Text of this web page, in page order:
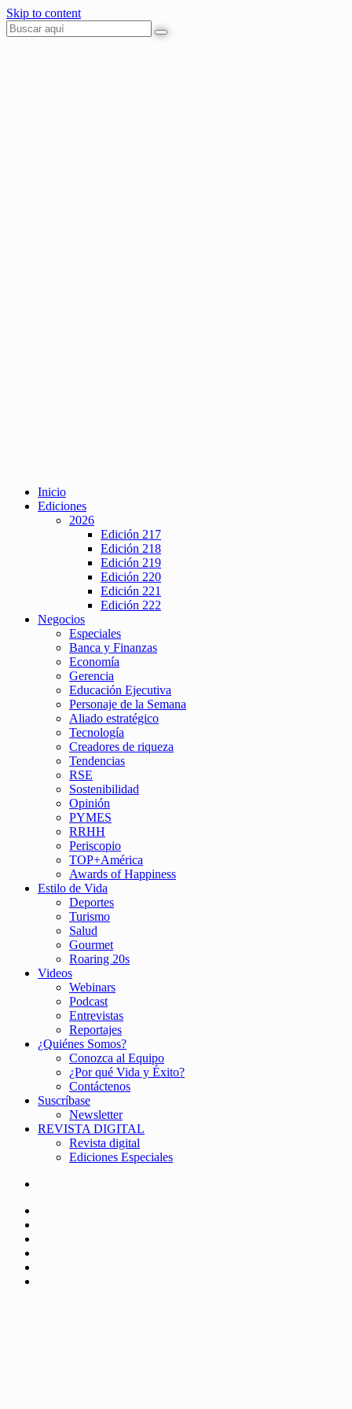
Skip to content
Inicio
Ediciones
2026
Edición 217
Edición 218
Edición 219
Edición 220
Edición 221
Edición 222
Negocios
Especiales
Banca y Finanzas
Economía
Gerencia
Educación Ejecutiva
Personaje de la Semana
Aliado estratégico
Tecnología
Creadores de riqueza
Tendencias
RSE
Sostenibilidad
Opinión
PYMES
RRHH
Periscopio
TOP+América
Awards of Happiness
Estilo de Vida
Deportes
Turismo
Salud
Gourmet
Roaring 20s
Videos
Webinars
Podcast
Entrevistas
Reportajes
¿Quiénes Somos?
Conozca al Equipo
¿Por qué Vida y Éxito?
Contáctenos
Suscríbase
Newsletter
REVISTA DIGITAL
Revista digital
Ediciones Especiales